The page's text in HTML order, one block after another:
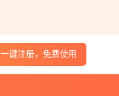
一键注册，免费使用